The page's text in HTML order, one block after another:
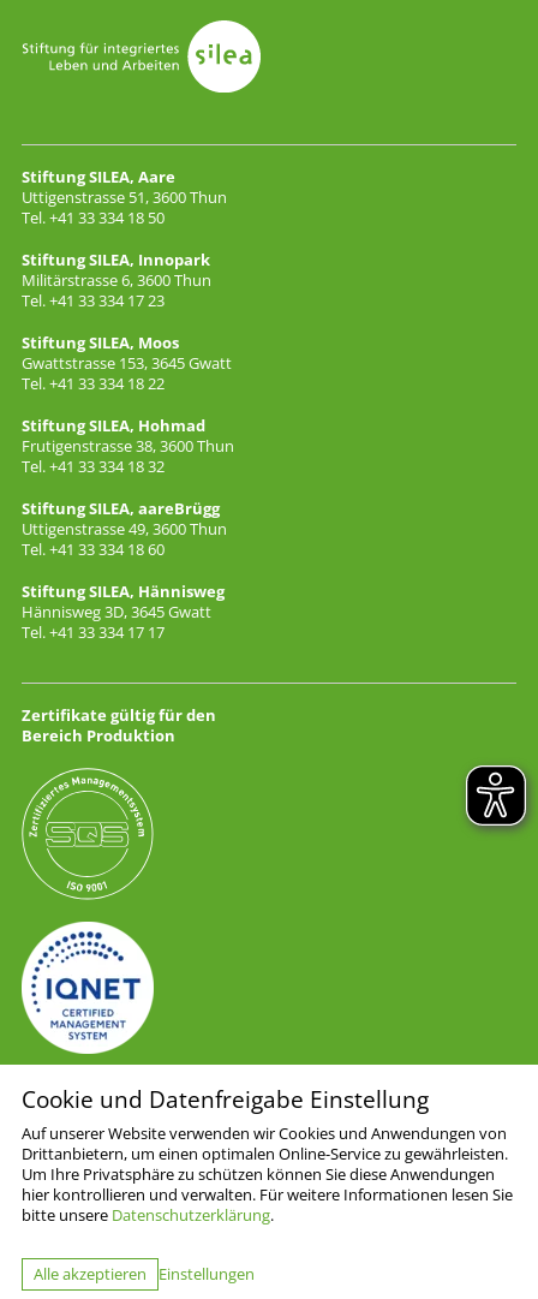
Stiftung SILEA, Aare
Uttigenstrasse 51, 3600 Thun
Tel. +41 33 334 18 50
Stiftung SILEA, Innopark
Militärstrasse 6, 3600 Thun
Tel. +41 33 334 17 23
Stiftung SILEA, Moos
Gwattstrasse 153, 3645 Gwatt
Tel. +41 33 334 18 22
Stiftung SILEA, Hohmad
Frutigenstrasse 38, 3600 Thun
Tel. +41 33 334 18 32
Stiftung SILEA, aareBrügg
Uttigenstrasse 49, 3600 Thun
Tel. +41 33 334 18 60
Stiftung SILEA, Hännisweg
Hännisweg 3D, 3645 Gwatt
Tel. +41 33 334 17 17
Zertifikate gültig für den
Bereich Produktion
AGB
Impressum
Datenschutzerklärung
Disclaimer
Cookie und Datenfreigabe Einstellung
Auf unserer Website verwenden wir Cookies und Anwendungen von
Drittanbietern, um einen optimalen Online-Service zu gewährleisten.
Um Ihre Privatsphäre zu schützen können Sie diese Anwendungen
hier kontrollieren und verwalten. Für weitere Informationen lesen Sie
bitte unsere Datenschutzerklärung.
Alle akzeptieren Einstellungen